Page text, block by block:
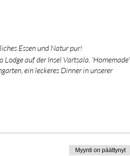
Essen und Natur pur!
auf der Insel Vartsala. 'Homemade'
ein leckeres Dinner in unserer
Myynti on päättynyt